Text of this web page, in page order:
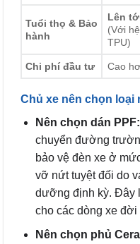
Tuổi thọ & Bảo
hành
Lên
(Với
TPU)
Chi phí đầu tư Cao
Chủ xe nên chọn loại
Nên chọn dán PPF:
chuyển đường
bảo vệ đèn xe ở
vỡ nứt tuyệt đối do
dưỡng định kỳ. Đây
cho các dòng xe
Nên chọn phủ